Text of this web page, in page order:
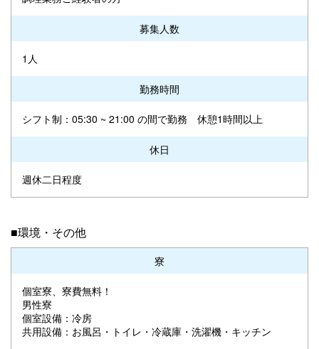
募集人数
1人
勤務時間
シフト制：05:30 ~ 21:00 の間で勤務 休憩1時間以上
休日
週休二日程度
■環境・その他
寮
個室寮、寮費無料！
男性寮
個室設備：冷房
共用設備：お風呂・トイレ・冷蔵庫・洗濯機・キッチン